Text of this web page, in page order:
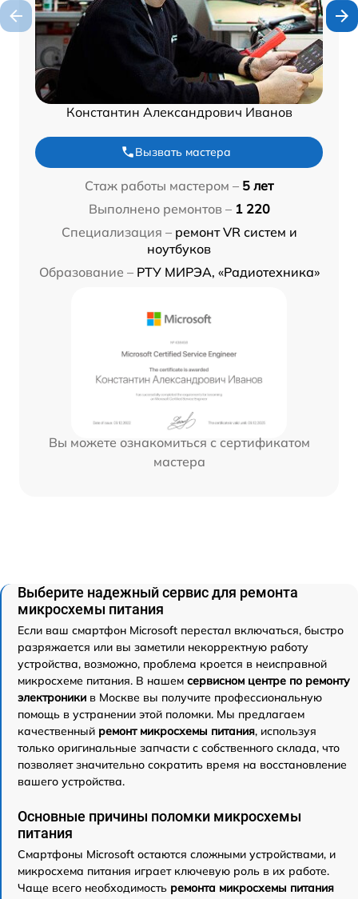
Константин Александрович Иванов
Вызвать мастера
Стаж работы мастером – 5 лет
Выполнено ремонтов – 1 220
Специализация – ремонт VR систем и
ноутбуков
Образование – РТУ МИРЭА, «Радиотехника»
Вы можете ознакомиться с сертификатом
мастера
Выберите надежный сервис для ремонта
микросхемы питания
Если ваш смартфон Microsoft перестал включаться, быстро
разряжается или вы заметили некорректную работу
устройства, возможно, проблема кроется в неисправной
микросхеме питания. В нашем сервисном центре по ремонту
электроники в Москве вы получите профессиональную
помощь в устранении этой поломки. Мы предлагаем
качественный ремонт микросхемы питания, используя
только оригинальные запчасти с собственного склада, что
позволяет значительно сократить время на восстановление
вашего устройства.
Основные причины поломки микросхемы
питания
Смартфоны Microsoft остаются сложными устройствами, и
микросхема питания играет ключевую роль в их работе.
Чаще всего необходимость ремонта микросхемы питания